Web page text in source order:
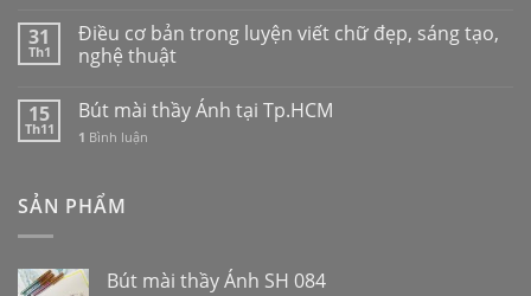
31
Th1
Điều cơ bản trong luyện viết chữ đẹp, sáng tạo,
nghệ thuật
15
Th11
Bút mài thầy Ánh tại Tp.HCM
1 Bình luận
SẢN PHẨM
Bút mài thầy Ánh SH 084